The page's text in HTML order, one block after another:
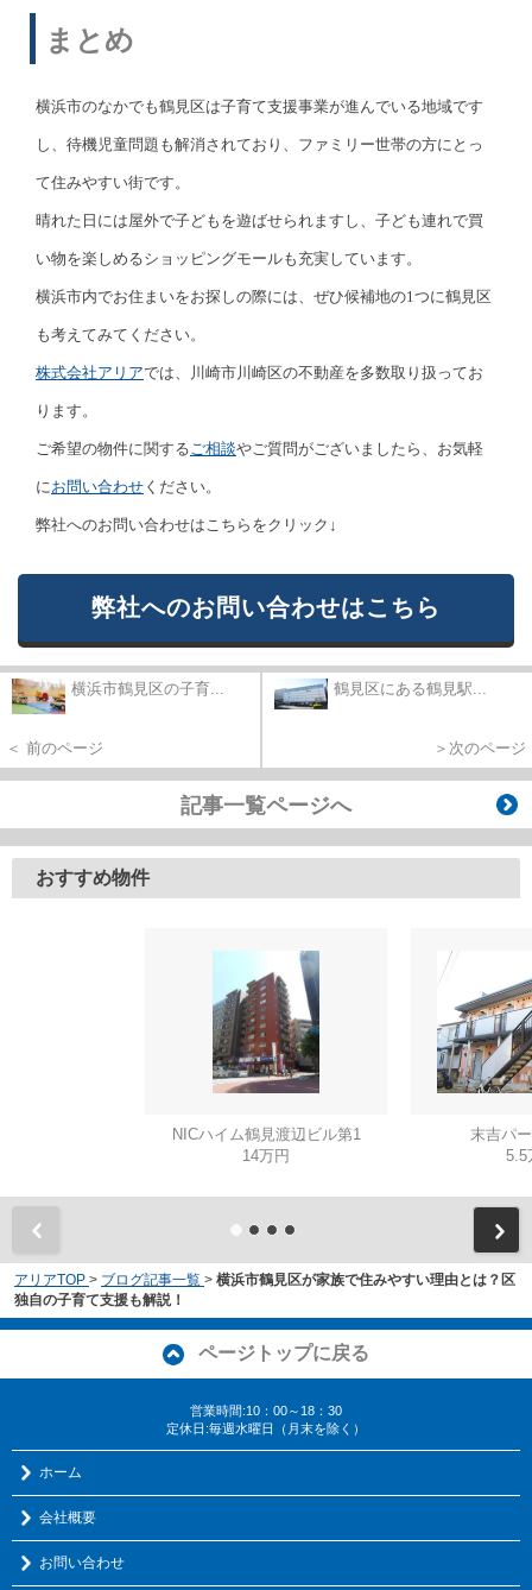
まとめ
横浜市のなかでも鶴見区は子育て支援事業が進んでいる地域です
し、待機児童問題も解消されており、ファミリー世帯の方にとっ
て住みやすい街です。
晴れた日には屋外で子どもを遊ばせられますし、子ども連れで買
い物を楽しめるショッピングモールも充実しています。
横浜市内でお住まいをお探しの際には、ぜひ候補地の1つに鶴見区
も考えてみてください。
株式会社アリアでは、川崎市川崎区の不動産を多数取り扱ってお
ります。
ご希望の物件に関するご相談やご質問がございましたら、お気軽
にお問い合わせ ください。
弊社へのお問い合わせはこちらをクリック↓
弊社へのお問い合わせはこちら
横浜市鶴見区の子育...
＜ 前のページ
鶴見区にある鶴見駅...
＞次のページ
記事一覧ページへ
おすすめ物件
NICハイム鶴見渡辺ビル第1
14万円
末吉パ
5.5
アリアTOP > ブログ記事一覧 > 横浜市鶴見区が家族で住みやすい理由とは？区
独自の子育て支援も解説！
ページトップに戻る
営業時間:10：00～18：30
定休日:毎週水曜日（月末を除く）
ホーム
会社概要
お問い合わせ